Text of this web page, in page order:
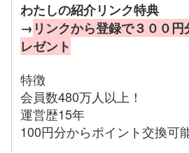
わたしの紹介リンク特典
→ リンクから登録で３００
レゼント
特徴
会員数480万人以上！
運営歴15年
100円分からポイント交換可